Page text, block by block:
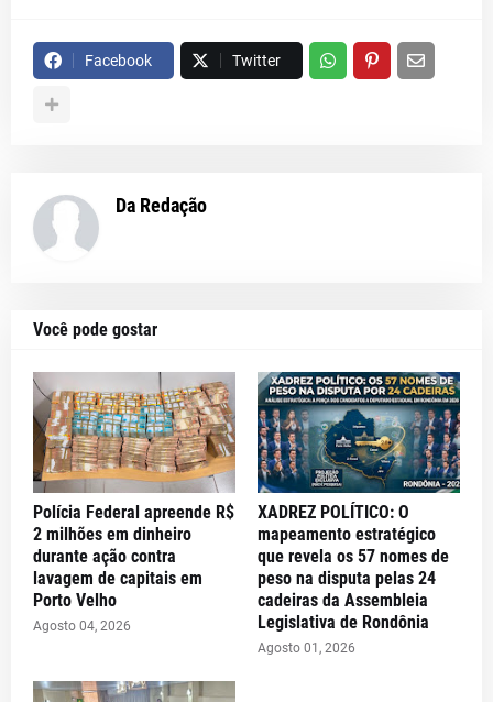
Facebook Twitter
Da Redação
Você pode gostar
Polícia Federal apreende R$
2 milhões em dinheiro
durante ação contra
lavagem de capitais em
Porto Velho
Agosto 04, 2026
XADREZ POLÍTICO: O
mapeamento estratégico
que revela os 57 nomes de
peso na disputa pelas 24
cadeiras da Assembleia
Legislativa de Rondônia
Agosto 01, 2026